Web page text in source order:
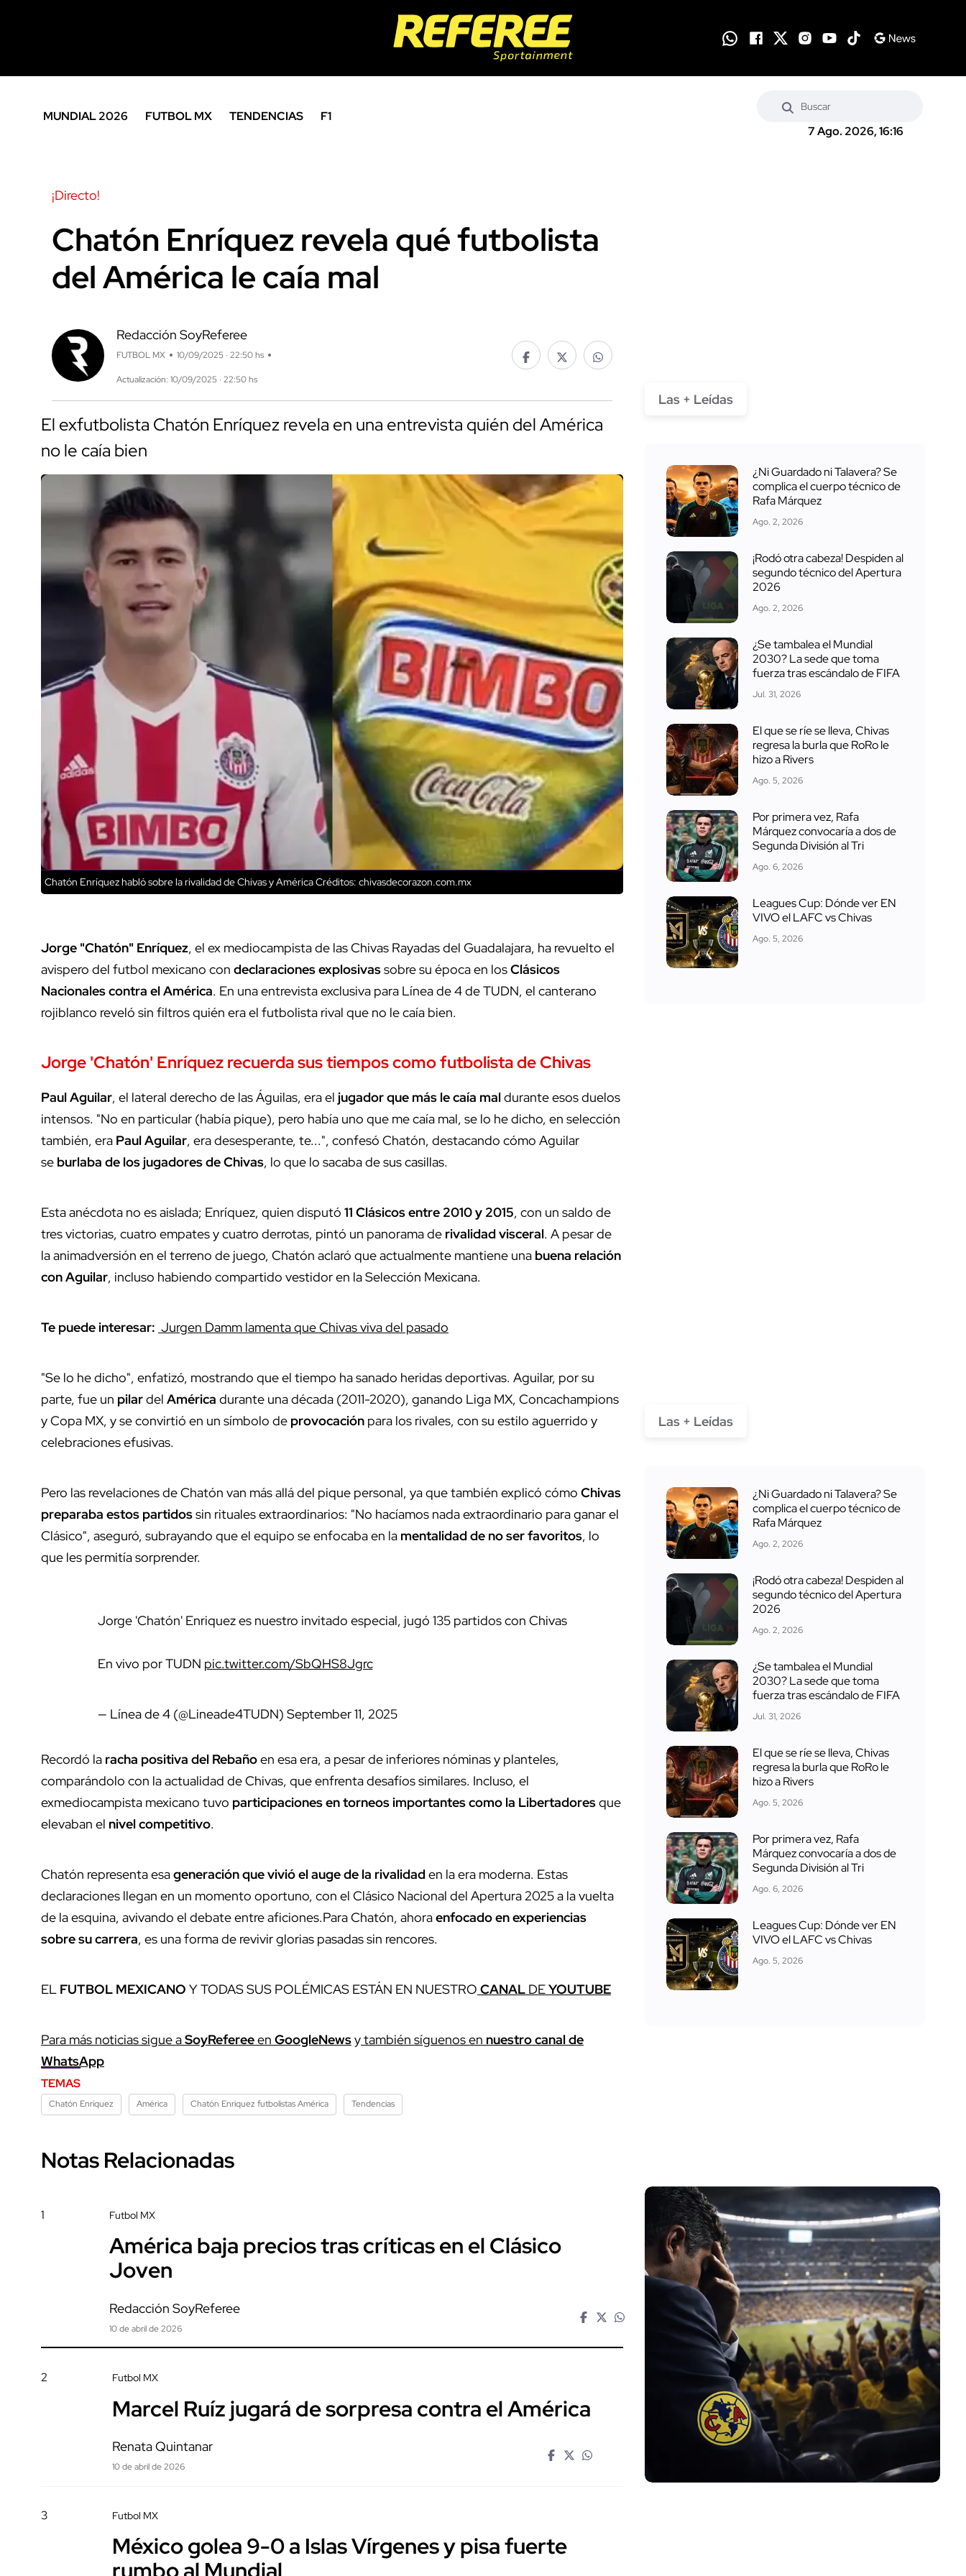
MUNDIAL 2026 FUTBOL MX TENDENCIAS
F1
7 Ago. 2026, 16:16
¡Directo!
Chatón Enríquez revela qué futbolista
del América le caía mal
Redacción SoyReferee
FUTBOL MX 10/09/2025 · 22:50 hs
Actualización: 10/09/2025 · 22:50 hs
El exfutbolista Chatón Enríquez revela en una entrevista quién del América
no le caía bien
Chatón Enríquez habló sobre la rivalidad de Chivas y AméricaCréditos: chivasdecorazon.com.mx
Jorge "Chatón" Enríquez, el ex mediocampista de las Chivas Rayadas del Guadalajara, ha revuelto el
avispero del futbol mexicano con declaraciones explosivassobre su época en losClásicos
Nacionales contra el América. En una entrevista exclusiva para Línea de 4 de TUDN, el canterano
rojiblanco reveló sin filtros quién era el futbolista rival que no le caía bien.
Jorge 'Chatón' Enríquez recuerda sus tiempos como futbolista de Chivas
Paul Aguilar, el lateral derecho de las Águilas, era el jugador que más le caía maldurante esos duelos
intensos. "No en particular (había pique), pero había uno que me caía mal, se lo he dicho, en selección
también, era Paul Aguilar, era desesperante, te...", confesó Chatón, destacando cómo Aguilar
se burlaba de los jugadores de Chivas, lo que lo sacaba de sus casillas.
Esta anécdota no es aislada; Enríquez, quien disputó 11 Clásicos entre 2010 y 2015, con un saldo de
tres victorias, cuatro empates y cuatro derrotas, pintó un panorama de rivalidad visceral. A pesar de
la animadversión en el terreno de juego, Chatón aclaró que actualmente mantiene una buena relación
con Aguilar, incluso habiendo compartido vestidor en la Selección Mexicana.
Te puede interesar: Jurgen Damm lamenta que Chivas viva del pasado
"Se lo he dicho", enfatizó, mostrando que el tiempo ha sanado heridas deportivas. Aguilar, por su
parte, fue un pilardel América durante una década (2011-2020), ganando Liga MX, Concachampions
y Copa MX, y se convirtió en un símbolo de provocación para los rivales, con su estilo aguerrido y
celebraciones efusivas.
Pero las revelaciones de Chatón van más allá del pique personal, ya que también explicó cómo Chivas
preparaba estos partidossin rituales extraordinarios: "No hacíamos nada extraordinario para ganar el
Clásico", aseguró, subrayando que el equipo se enfocaba en la mentalidad de no ser favoritos, lo
que les permitía sorprender.
Jorge 'Chatón' Enriquez es nuestro invitado especial, jugó 135 partidos con Chivas
En vivo por TUDN pic.twitter.com/SbQHS8Jgrc
— Línea de 4 (@Lineade4TUDN) September 11, 2025
Recordó la racha positiva del Rebañoen esa era, a pesar de inferiores nóminas y planteles,
comparándolo con la actualidad de Chivas, que enfrenta desafíos similares. Incluso, el
exmediocampista mexicano tuvo participaciones en torneos importantes como la Libertadoresque
elevaban el nivel competitivo.
Chatón representa esageneración que vivió el auge de la rivalidaden la era moderna. Estas
declaraciones llegan en un momento oportuno, con el Clásico Nacional del Apertura 2025 a la vuelta
de la esquina, avivando el debate entre aficiones.Para Chatón, ahoraenfocado en experiencias
sobre su carrera, es una forma de revivir glorias pasadas sin rencores.
EL FUTBOL MEXICANO Y TODAS SUS POLÉMICAS ESTÁN EN NUESTRO CANAL DEYOUTUBE
Para más noticias sigue aSoyRefereeen GoogleNewsytambién síguenos en nuestro canal de
WhatsApp
TEMAS
Chatón Enríquez América Chatón Enriquez futbolistas América Tendencias
Notas Relacionadas
1 Futbol MX
América baja precios tras críticas en el Clásico
Joven
Redacción SoyReferee
10 de abril de 2026
2 Futbol MX
Marcel Ruíz jugará de sorpresa contra el América
Renata Quintanar
10 de abril de 2026
3 Futbol MX
México golea 9-0 a Islas Vírgenes y pisa fuerte
Las + Leídas
¿Ni Guardado ni Talavera? Se
complica el cuerpo técnico de
Rafa Márquez
Ago. 2, 2026
¡Rodó otra cabeza! Despiden al
segundo técnico del Apertura
2026
Ago. 2, 2026
¿Se tambalea el Mundial
2030? La sede que toma
fuerza tras escándalo de FIFA
Jul. 31, 2026
El que se ríe se lleva, Chivas
regresa la burla que RoRo le
hizo a Rivers
Ago. 5, 2026
Por primera vez, Rafa
Márquez convocaría a dos de
Segunda División al Tri
Ago. 6, 2026
Leagues Cup: Dónde ver EN
VIVO el LAFC vs Chivas
Ago. 5, 2026
Las + Leídas
¿Ni Guardado ni Talavera? Se
complica el cuerpo técnico de
Rafa Márquez
Ago. 2, 2026
¡Rodó otra cabeza! Despiden al
segundo técnico del Apertura
2026
Ago. 2, 2026
¿Se tambalea el Mundial
2030? La sede que toma
fuerza tras escándalo de FIFA
Jul. 31, 2026
El que se ríe se lleva, Chivas
regresa la burla que RoRo le
hizo a Rivers
Ago. 5, 2026
Por primera vez, Rafa
Márquez convocaría a dos de
Segunda División al Tri
Ago. 6, 2026
Leagues Cup: Dónde ver EN
VIVO el LAFC vs Chivas
Ago. 5, 2026